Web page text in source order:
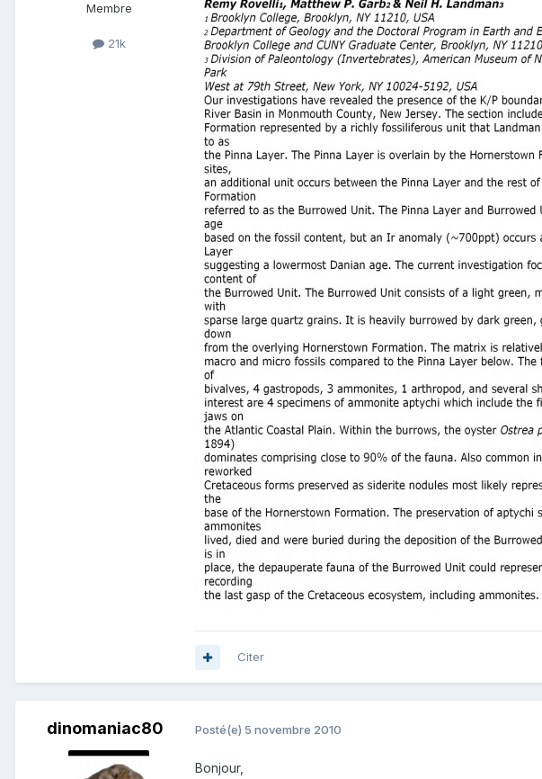
Membre
21k
Citer
dinomaniac80 Posté(e) 5 novembre 2010
Bonjour,